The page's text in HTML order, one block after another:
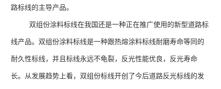
路标线的主导产品。
双组份涂料标线在我国还是一种正在推广使用的新型道路标
线产品。双组份涂料标线是一种跟热熔涂料标线耐磨寿命等同的
耐久性标线，并且标线永远不龟裂，反光性能优良，反光寿命
长。从发展趋势上看，双组份标线开创了今后道路反光标线的发